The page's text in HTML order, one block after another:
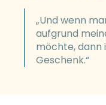
„Und wenn
aufgrund
möchte, dann
Geschenk.“